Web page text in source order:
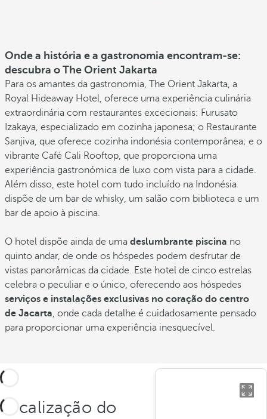
Onde a história e a gastronomia encontram-se:
descubra o The Orient Jakarta
Para os amantes da gastronomia, The Orient Jakarta, a
Royal Hideaway Hotel, oferece uma experiência culinária
extraordinária com restaurantes excecionais: Furusato
Izakaya, especializado em cozinha japonesa; o Restaurante
Sanjiva, que oferece cozinha indonésia contemporânea; e o
vibrante Café Cali Rooftop, que proporciona uma
experiência gastronómica de luxo com vista para a cidade.
Além disso, este hotel com tudo incluído na Indonésia
dispõe de um bar de whisky, um salão com biblioteca e um
bar de apoio à piscina.
O hotel dispõe ainda de uma deslumbrante piscina no
quinto andar, de onde os hóspedes podem desfrutar de
vistas panorâmicas da cidade. Este hotel de cinco estrelas
celebra o peculiar e o único, oferecendo aos hóspedes
serviços e instalações exclusivas no coração do centro
de Jacarta, onde cada detalhe é cuidadosamente pensado
para proporcionar uma experiência inesquecível.
Localização do